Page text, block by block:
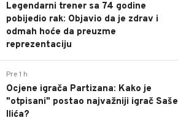
Legendarni trener sa 74 godine
pobijedio rak: Objavio da je zdrav i
odmah hoće da preuzme
reprezentaciju
Pre 1 h
Ocjene igrača Partizana: Kako je
"otpisani" postao najvažniji igrač Saše
Ilića?